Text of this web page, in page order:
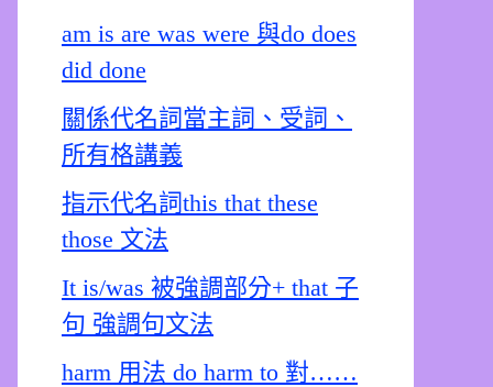
am is are was were 與do does
did done
關係代名詞當主詞、受詞、
所有格講義
指示代名詞this that these
those 文法
It is/was 被強調部分+ that 子
句 強調句文法
harm 用法 do harm to 對……